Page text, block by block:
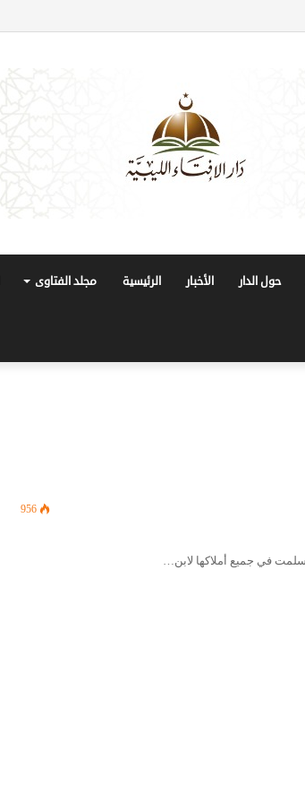
حول الدار الأخبار الرئيسية مجلد الفتاوى
956